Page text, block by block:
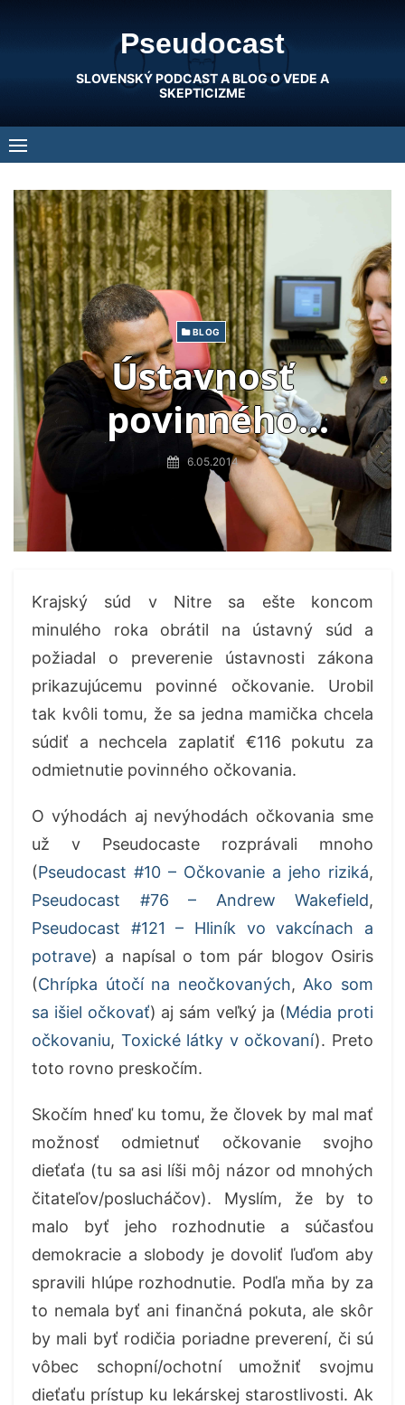
Pseudocast
SLOVENSKÝ PODCAST A BLOG O VEDE A
SKEPTICIZME
BLOG
Ústavnosť
povinného
očkovania
6.05.2014
Krajský súd v Nitre sa ešte koncom
minulého roka obrátil na ústavný súd a
požiadal o preverenie ústavnosti zákona
prikazujúcemu povinné očkovanie. Urobil
tak kvôli tomu, že sa jedna mamička chcela
súdiť a nechcela zaplatiť €116 pokutu za
odmietnutie povinného očkovania.
O výhodách aj nevýhodách očkovania sme
už v Pseudocaste rozprávali mnoho
(Pseudocast #10 – Očkovanie a jeho riziká,
Pseudocast #76 – Andrew Wakefield,
Pseudocast #121 – Hliník vo vakcínach a
potrave) a napísal o tom pár blogov Osiris
(Chrípka útočí na neočkovaných, Ako som
sa išiel očkovať) aj sám veľký ja (Média proti
očkovaniu, Toxické látky v očkovaní). Preto
toto rovno preskočím.
Skočím hneď ku tomu, že človek by mal mať
možnosť odmietnuť očkovanie svojho
dieťaťa (tu sa asi líši môj názor od mnohých
čitateľov/poslucháčov). Myslím, že by to
malo byť jeho rozhodnutie a súčasťou
demokracie a slobody je dovoliť ľuďom aby
spravili hlúpe rozhodnutie. Podľa mňa by za
to nemala byť ani finančná pokuta, ale skôr
by mali byť rodičia poriadne preverení, či sú
vôbec schopní/ochotní umožniť svojmu
dieťaťu prístup ku lekárskej starostlivosti. Ak